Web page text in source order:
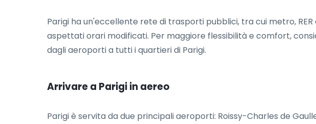
Parigi ha un'eccellente rete di trasporti pubblici, tra cui metro,
aspettati orari modificati. Per maggiore flessibilità e comfort,
dagli aeroporti a tutti i quartieri di Parigi.
Arrivare a Parigi in aereo
Parigi è servita da due principali aeroporti: Roissy-Charles de